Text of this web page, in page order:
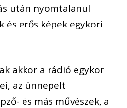
után nyomtalanul
erős képek egykori
akkor a rádió egykor
az ünnepelt
és más művészek, a